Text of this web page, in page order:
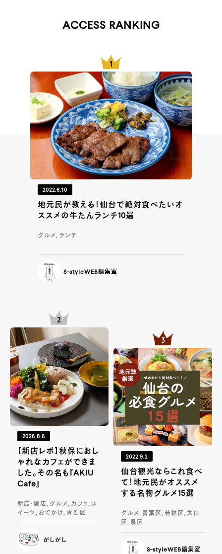
ACCESS RANKING
2022.6.10
地元民が教える！仙台で絶対食べたいオ
ススメの牛たんランチ10選
グルメ, ランチ
S-styleWEB編集室
2026.8.6
【新店レポ】秋保におし
ゃれなカフェができま
した。その名も『AKIU
Cafe』
新店・開店, グルメ, カフェ, ス
イーツ, おでかけ, 青葉区
がしがし
2022.9.2
仙台観光ならこれ食べ
て！地元民がオススメ
する名物グルメ15選
グルメ, 青葉区, 若林区, 太白
区, 泉区
S-styleWEB編集室